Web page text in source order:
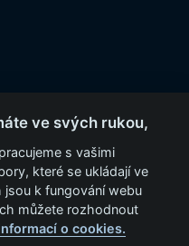
ve svých rukou,
s vašimi
které se ukládají ve
jsou k fungování webu
můžete rozhodnout
o cookies.